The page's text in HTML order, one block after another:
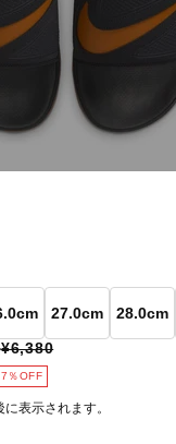
27.0cm 28.0cm
¥6,380
％OFF
表示されます。